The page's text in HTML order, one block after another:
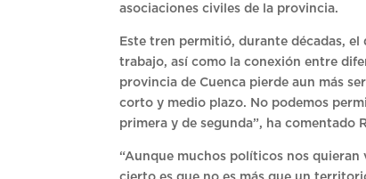
asociaciones civiles de la provincia.
Este tren permitió, durante décadas,
trabajo, así como la conexión entre
provincia de Cuenca pierde aun más
corto y medio plazo. No podemos
primera y de segunda”, ha comentado
“Aunque muchos políticos nos quieran